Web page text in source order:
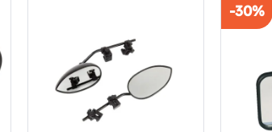
-30%